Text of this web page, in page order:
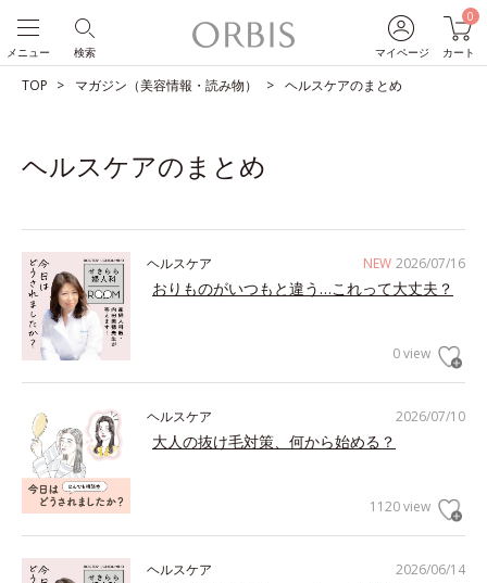
マイページ
0
カート
検索
メニュー
TOP マガジン（美容情報・読み物） ヘルスケアのまとめ
ヘルスケアのまとめ
NEW 2026/07/16
ヘルスケア
おりものがいつもと違う…これって大丈夫？
0 view
2026/07/10
ヘルスケア
大人の抜け毛対策、何から始める？
1120 view
2026/06/14
ヘルスケア